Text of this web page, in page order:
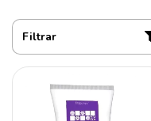
Filtrar